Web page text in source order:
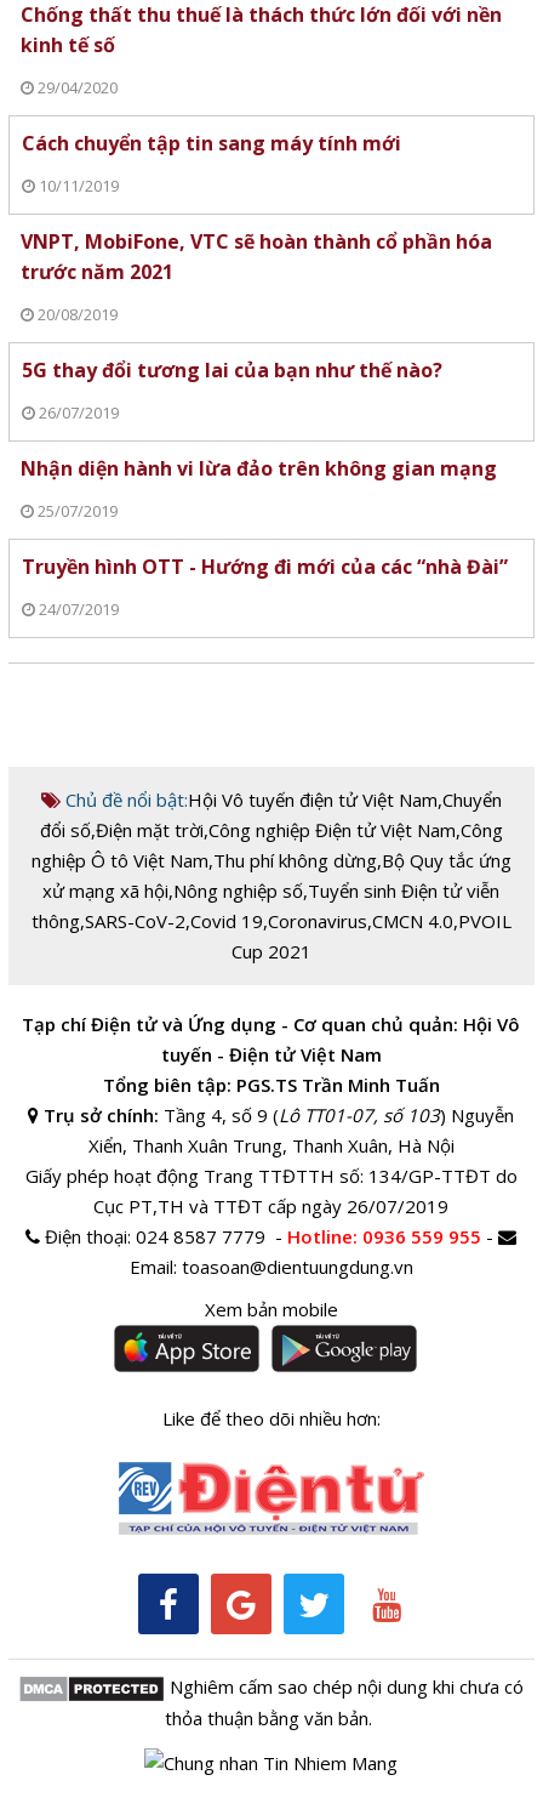
Chống thất thu thuế là thách thức lớn đối với nền
kinh tế số
29/04/2020
Cách chuyển tập tin sang máy tính mới
10/11/2019
VNPT, MobiFone, VTC sẽ hoàn thành cổ phần hóa
trước năm 2021
20/08/2019
5G thay đổi tương lai của bạn như thế nào?
26/07/2019
Nhận diện hành vi lừa đảo trên không gian mạng
25/07/2019
Truyền hình OTT - Hướng đi mới của các “nhà Đài”
24/07/2019
Chủ đề nổi bật:Hội Vô tuyến điện tử Việt Nam,Chuyển
đổi số,Điện mặt trời,Công nghiệp Điện tử Việt Nam,Công
nghiệp Ô tô Việt Nam,Thu phí không dừng,Bộ Quy tắc ứng
xử mạng xã hội,Nông nghiệp số,Tuyển sinh Điện tử viễn
thông,SARS-CoV-2,Covid 19,Coronavirus,CMCN 4.0,PVOIL
Cup 2021
Tạp chí Điện tử và Ứng dụng - Cơ quan chủ quản: Hội Vô
tuyến - Điện tử Việt Nam
Tổng biên tập: PGS.TS Trần Minh Tuấn
Trụ sở chính: Tầng 4, số 9 (Lô TT01-07, số 103) Nguyễn
Xiển, Thanh Xuân Trung, Thanh Xuân, Hà Nội
Giấy phép hoạt động Trang TTĐTTH số: 134/GP-TTĐT do
Cục PT,TH và TTĐT cấp ngày 26/07/2019
Điện thoại:024 8587 7779 - Hotline: 0936 559 955 -
Email: toasoan@dientuungdung.vn
Xem bản mobile
Like để theo dõi nhiều hơn:
Nghiêm cấm sao chép nội dung khi chưa có
thỏa thuận bằng văn bản.